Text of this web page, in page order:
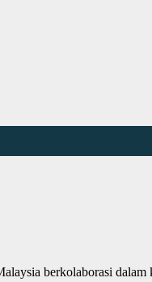
berkolaborasi